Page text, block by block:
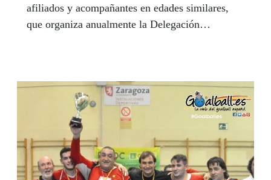
afiliados y acompañantes en edades similares,
que organiza anualmente la Delegación